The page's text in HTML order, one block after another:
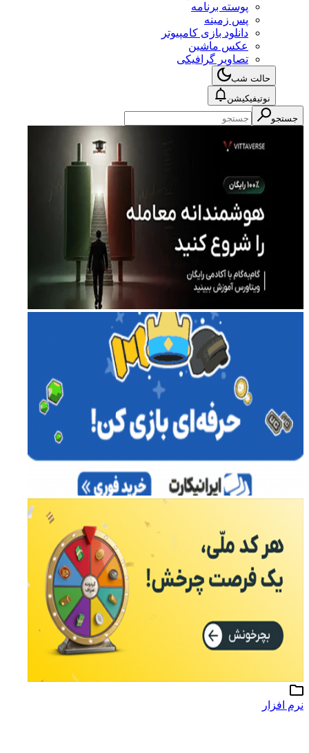
پوسته برنامه
پس زمینه
دانلود بازی کامپیوتر
عکس ماشین
تصاویر گرافیکی
حالت شب
نوتیفیکیشن
جستجو
نرم افزار